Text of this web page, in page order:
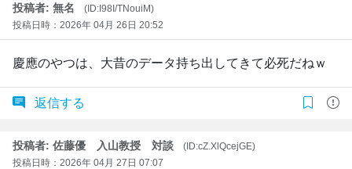
投稿者: 無名
(ID:I98I/TNouiM)
投稿日時：2026年 04月 26日 20:52
慶應のやつは、大昔のデータ持ち出してきて必死だねｗ
返信する
投稿者: 佐藤優 入山教授 対談
(ID:cZ.XlQcejGE)
投稿日時：2026年 04月 27日 07:07